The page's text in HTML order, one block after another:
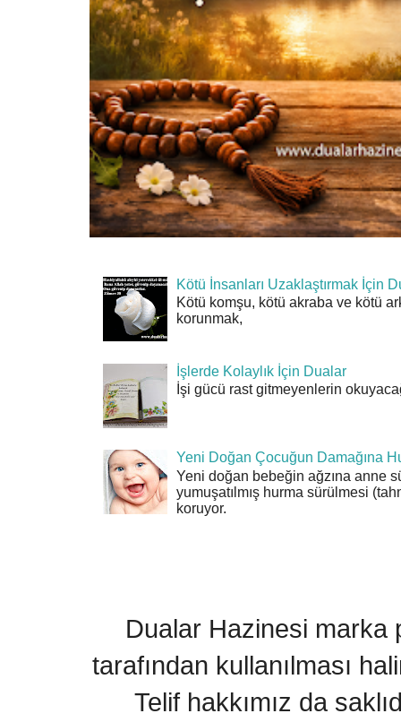
Kötü İnsanları Uzaklaştırmak İçin
Kötü komşu, kötü akraba ve kötü
korunmak,
İşlerde Kolaylık İçin Dualar
İşi gücü rast gitmeyenlerin
Yeni Doğan Çocuğun Damağına
Yeni doğan bebeğin ağzına anne
yumuşatılmış hurma sürülmesi
koruyor.
Dualar Hazinesi marka
tarafından kullanılması
Telif hakkımız da